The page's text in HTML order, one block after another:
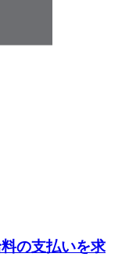
の支払いを求